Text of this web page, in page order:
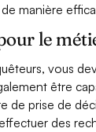
manière
le
vous
être
de prise de
des